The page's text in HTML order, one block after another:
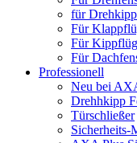
für
Für
Für
Für
Professionell
Neu bei
Drehhkipp
Türschließer
Sicherheits-